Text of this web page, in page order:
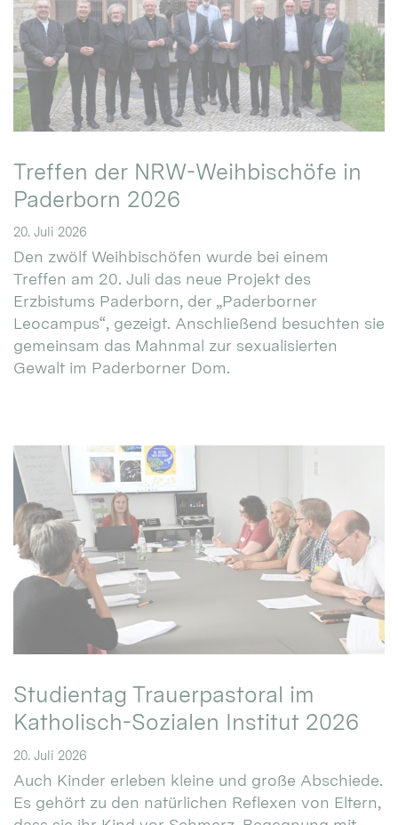
Treffen der NRW-Weihbischöfe in
Paderborn 2026
20. Juli 2026
Den zwölf Weihbischöfen wurde bei einem
Treffen am 20. Juli das neue Projekt des
Erzbistums Paderborn, der „Paderborner
Leocampus“, gezeigt. Anschließend besuchten sie
gemeinsam das Mahnmal zur sexualisierten
Gewalt im Paderborner Dom.
Studientag Trauerpastoral im
Katholisch-Sozialen Institut 2026
20. Juli 2026
Auch Kinder erleben kleine und große Abschiede.
Es gehört zu den natürlichen Reflexen von Eltern,